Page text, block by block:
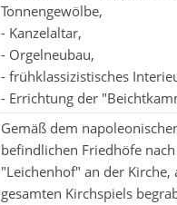
Tonnengewölbe,
- Kanzelaltar,
- Orgelneubau,
- frühklassizistisches
- Errichtung der
Gemäß dem
befindlichen Friedhöfe
"Leichenhof" an der
gesamten Kirchspiels